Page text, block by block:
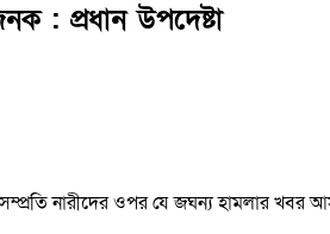
: প্রধান উপদেষ্টা
নারীদের ওপর যে জঘন্য হামলার খবর